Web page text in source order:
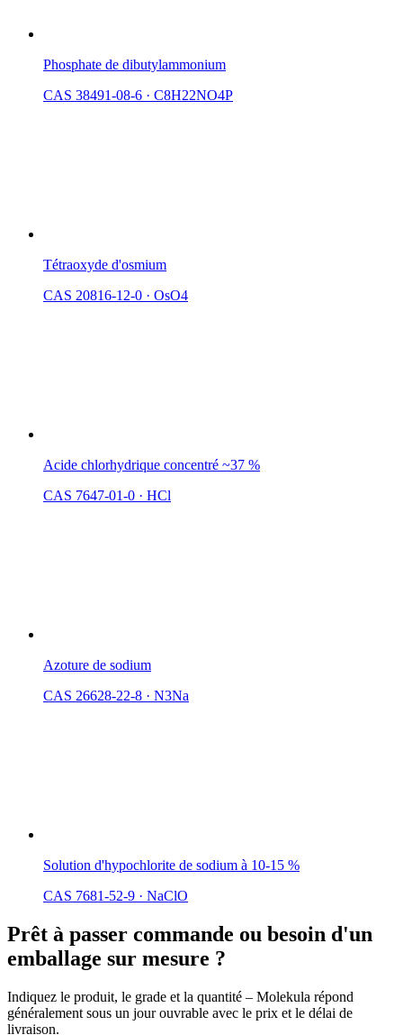
Phosphate de dibutylammonium
CAS 38491-08-6 · C8H22NO4P
Tétraoxyde d'osmium
CAS 20816-12-0 · OsO4
Acide chlorhydrique concentré ~37 %
CAS 7647-01-0 · HCl
Azoture de sodium
CAS 26628-22-8 · N3Na
Solution d'hypochlorite de sodium à 10-15 %
CAS 7681-52-9 · NaClO
Prêt à passer commande ou besoin d'un
emballage sur mesure ?
Indiquez le produit, le grade et la quantité – Molekula répond
généralement sous un jour ouvrable avec le prix et le délai de
livraison.